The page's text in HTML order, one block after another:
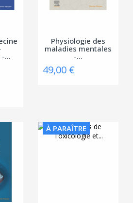
...
Physiologie des
maladies mentales
-...
49,00 €
À PARAÎTRE